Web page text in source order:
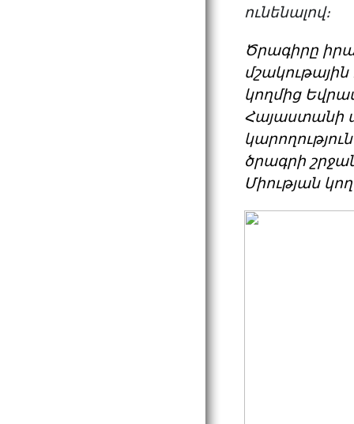
ունենալով։
Ծրագիրը
կողմից
Հայաստանի
ծրագրի
Միության